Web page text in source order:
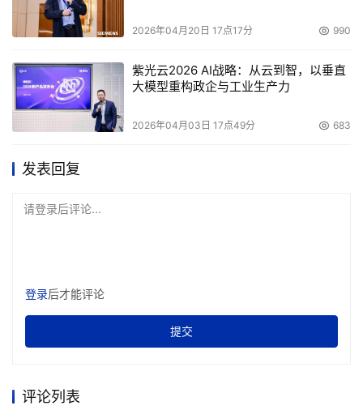
2026年04月20日 17点17分 990
紫光云2026 AI战略：从云到智，以垂直
大模型重构政企与工业生产力
2026年04月03日 17点49分 683
发表回复
请登录后评论...
登录后才能评论
提交
评论列表